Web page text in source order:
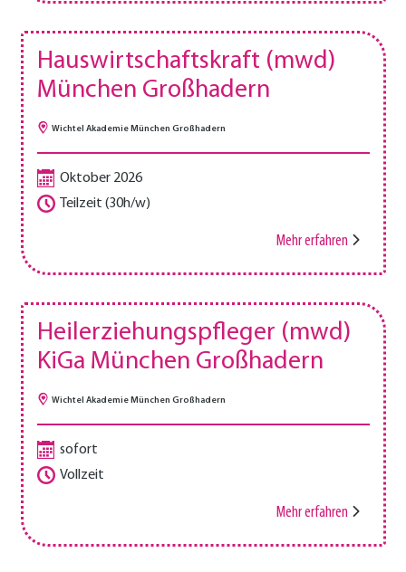
Hauswirtschaftskraft (mwd)
München Großhadern
Wichtel Akademie München Großhadern
Oktober 2026
Teilzeit (30h/w)
Mehr erfahren
Heilerziehungspfleger (mwd)
KiGa München Großhadern
Wichtel Akademie München Großhadern
sofort
Vollzeit
Mehr erfahren